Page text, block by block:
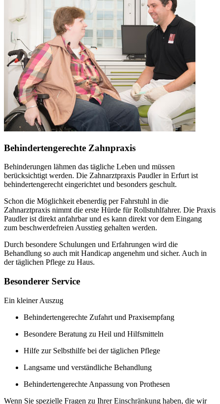
Behindertengerechte Zahnpraxis
Behinderungen lähmen das tägliche Leben und müssen
berücksichtigt werden. Die Zahnarztpraxis Paudler in Erfurt ist
behindertengerecht eingerichtet und besonders geschult.
Schon die Möglichkeit ebenerdig per Fahrstuhl in die
Zahnarztpraxis nimmt die erste Hürde für Rollstuhlfahrer. Die Praxis
Paudler ist direkt anfahrbar und es kann direkt vor dem Eingang
zum beschwerdefreien Ausstieg gehalten werden.
Durch besondere Schulungen und Erfahrungen wird die
Behandlung so auch mit Handicap angenehm und sicher. Auch in
der täglichen Pflege zu Haus.
Besonderer Service
Ein kleiner Auszug
Behindertengerechte Zufahrt und Praxisempfang
Besondere Beratung zu Heil und Hilfsmitteln
Hilfe zur Selbsthilfe bei der täglichen Pflege
Langsame und verständliche Behandlung
Behindertengerechte Anpassung von Prothesen
Wenn Sie spezielle Fragen zu Ihrer Einschränkung haben, die wir